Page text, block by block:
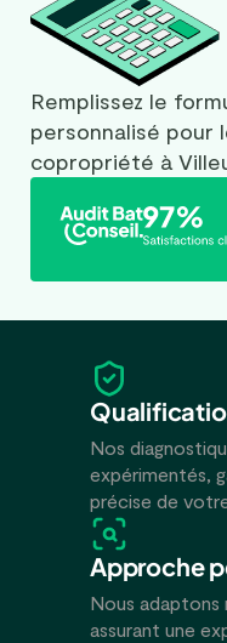
Remplissez le
personnalisé pour
copropriété à
Nos
expérimentés,
précise de
Approche
Nous adaptons
assurant une